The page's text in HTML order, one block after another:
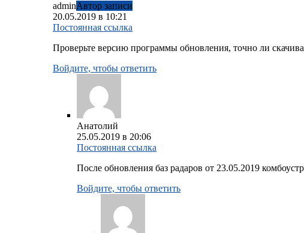
adminАвтор записи
20.05.2019 в 10:21
Постоянная ссылка
Проверьте версию программы обновления, точно ли
Войдите, чтобы ответить
Анатолий
25.05.2019 в 20:06
Постоянная ссылка
После обновления баз радаров от 23.05.2019
Войдите, чтобы ответить